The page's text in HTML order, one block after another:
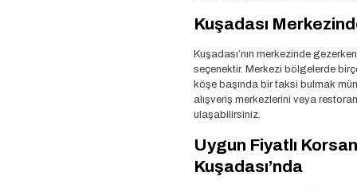
Kuşadası
Kuşadası’nın merkezinde
seçenektir. Merkezi bölgelerde
köşe başında bir taksi bulmak
alışveriş merkezlerini veya
ulaşabilirsiniz.
Uygun Fiyatlı
Kuşadası’nda